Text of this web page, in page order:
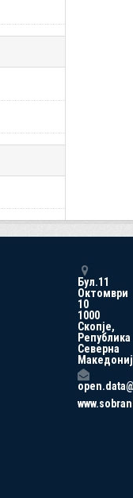
Бул.11
Октомври
10
1000
Скопје,
Република
Северна